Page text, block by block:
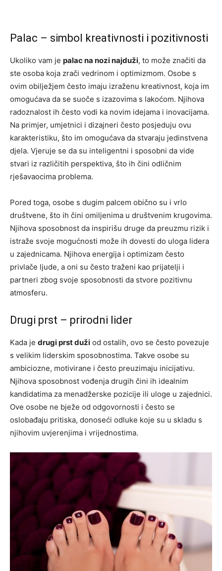
Palac – simbol kreativnosti i pozitivnosti
Ukoliko vam je palac na nozi najduži, to može značiti da
ste osoba koja zrači vedrinom i optimizmom. Osobe s
ovim obilježjem često imaju izraženu kreativnost, koja im
omogućava da se suoče s izazovima s lakoćom. Njihova
radoznalost ih često vodi ka novim idejama i inovacijama.
Na primjer, umjetnici i dizajneri često posjeduju ovu
karakteristiku, što im omogućava da stvaraju jedinstvena
djela. Vjeruje se da su inteligentni i sposobni da vide
stvari iz različitih perspektiva, što ih čini odličnim
rješavaocima problema.
Pored toga, osobe s dugim palcem obično su i vrlo
društvene, što ih čini omiljenima u društvenim krugovima.
Njihova sposobnost da inspirišu druge da preuzmu rizik i
istraže svoje mogućnosti može ih dovesti do uloga lidera
u zajednicama. Njihova energija i optimizam često
privlače ljude, a oni su često traženi kao prijatelji i
partneri zbog svoje sposobnosti da stvore pozitivnu
atmosferu.
Drugi prst – prirodni lider
Kada je drugi prst duži od ostalih, ovo se često povezuje
s velikim liderskim sposobnostima. Takve osobe su
ambiciozne, motivirane i često preuzimaju inicijativu.
Njihova sposobnost vođenja drugih čini ih idealnim
kandidatima za menadžerske pozicije ili uloge u zajednici.
Ove osobe ne bježe od odgovornosti i često se
oslobađaju pritiska, donoseći odluke koje su u skladu s
njihovim uvjerenjima i vrijednostima.